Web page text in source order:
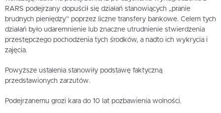
RARS podejrzany dopuścił się działań stanowiących „pranie
brudnych pieniędzy” poprzez liczne transfery bankowe. Celem tych
działań było udaremnienie lub znaczne utrudnienie stwierdzenia
przestępczego pochodzenia tych środków, a nadto ich wykrycia i
zajęcia.
Powyższe ustalenia stanowiły podstawę faktyczną
przedstawionych zarzutów.
Podejrzanemu grozi kara do 10 lat pozbawienia wolności.